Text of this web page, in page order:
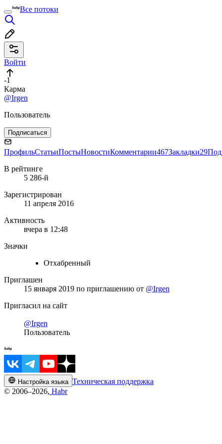
Все потоки
Войти
-1
Карма
@Irgen
Пользователь
Подписаться
ПрофильСтатьиПостыНовостиКомментарии467Закладки29
В рейтинге
5 286-й
Зарегистрирован
11 апреля 2016
Активность
вчера в 12:48
Значки
Отхабренный
Приглашен
15 января 2019 по приглашению от @Irgen
Пригласил на сайт
@Irgen
Пользователь
Настройка языка Техническая поддержка
© 2006–2026, Habr